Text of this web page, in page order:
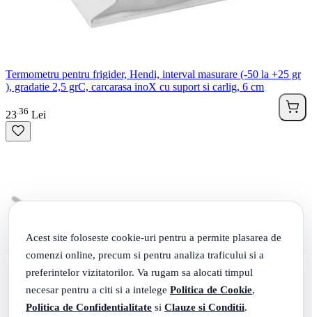
Acest site foloseste cookie-uri pentru a permite plasarea de
comenzi online, precum si pentru analiza traficului si a
preferintelor vizitatorilor. Va rugam sa alocati timpul
necesar pentru a citi si a intelege Politica de Cookie,
Politica de Confidentialitate si Clauze si Conditii.
Termometru pentru frigider, Hendi, interval masurare (-50 la +25 gr
), gradatie 2,5 grC, carcarasa inoX cu suport si carlig, 6 cm
23 36 Lei